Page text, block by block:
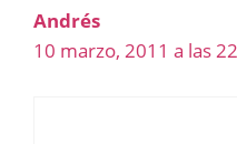
Andrés
10 marzo, 2011 a las